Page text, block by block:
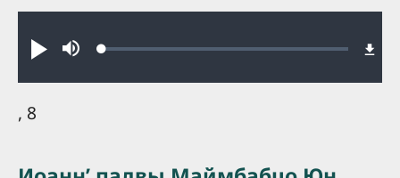
Play MuteLoaded:
, 8